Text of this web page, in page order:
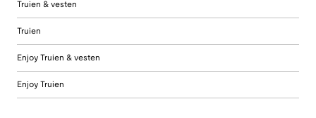
Truien & vesten
Truien
Enjoy Truien & vesten
Enjoy Truien